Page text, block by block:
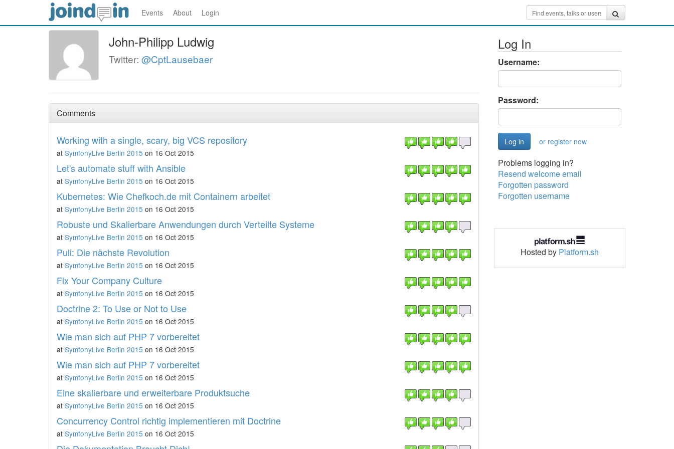
Events About Login
John-Philipp Ludwig
Twitter: @CptLausebaer
Comments
Working with a single, scary, big VCS repository
at SymfonyLive Berlin 2015 on 16 Oct 2015
Let's automate stuff with Ansible
at SymfonyLive Berlin 2015 on 16 Oct 2015
Kubernetes: Wie Chefkoch.de mit Containern arbeitet
at SymfonyLive Berlin 2015 on 16 Oct 2015
Robuste und Skalierbare Anwendungen durch Verteilte Systeme
at SymfonyLive Berlin 2015 on 16 Oct 2015
Puli: Die nächste Revolution
at SymfonyLive Berlin 2015 on 16 Oct 2015
Fix Your Company Culture
at SymfonyLive Berlin 2015 on 16 Oct 2015
Doctrine 2: To Use or Not to Use
at SymfonyLive Berlin 2015 on 16 Oct 2015
Wie man sich auf PHP 7 vorbereitet
at SymfonyLive Berlin 2015 on 16 Oct 2015
Wie man sich auf PHP 7 vorbereitet
at SymfonyLive Berlin 2015 on 16 Oct 2015
Eine skalierbare und erweiterbare Produktsuche
at SymfonyLive Berlin 2015 on 16 Oct 2015
Concurrency Control richtig implementieren mit Doctrine
at SymfonyLive Berlin 2015 on 16 Oct 2015
Log In
Username:
Password:
or register now
Problems logging in?
Resend welcome email
Forgotten password
Forgotten username
Hosted by Platform.sh